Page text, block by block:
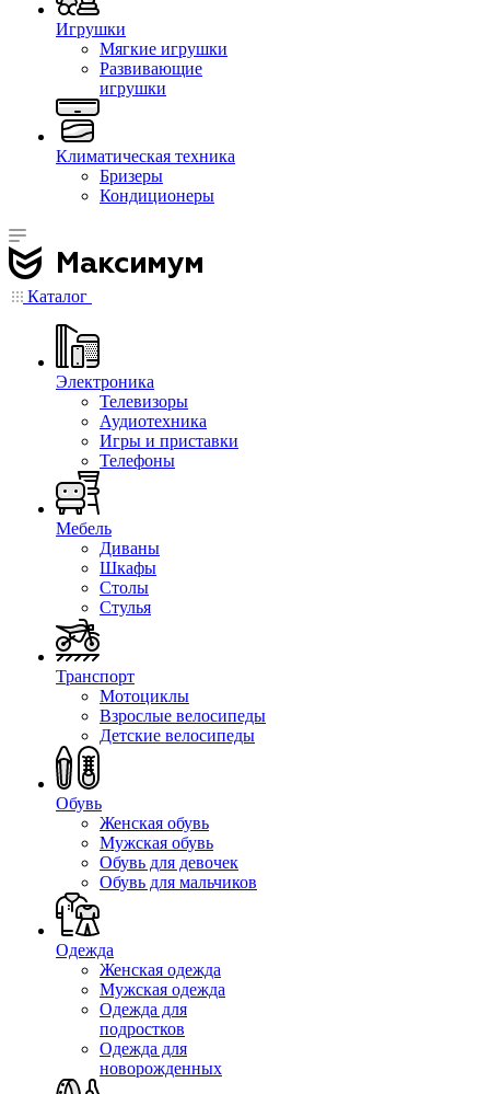
Игрушки
Мягкие игрушки
Развивающие
игрушки
Климатическая техника
Бризеры
Кондиционеры
Каталог
Электроника
Телевизоры
Аудиотехника
Игры и приставки
Телефоны
Мебель
Диваны
Шкафы
Столы
Стулья
Транспорт
Мотоциклы
Взрослые велосипеды
Детские велосипеды
Обувь
Женская обувь
Мужская обувь
Обувь для девочек
Обувь для мальчиков
Одежда
Женская одежда
Мужская одежда
Одежда для
подростков
Одежда для
новорожденных